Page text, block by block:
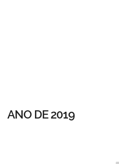
ANO DE 2019